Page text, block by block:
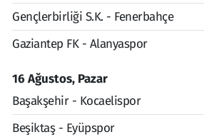
Gençlerbirliği S.K. - Fenerbahçe
Gaziantep FK - Alanyaspor
16 Ağustos, Pazar
Başakşehir - Kocaelispor
Beşiktaş - Eyüpspor